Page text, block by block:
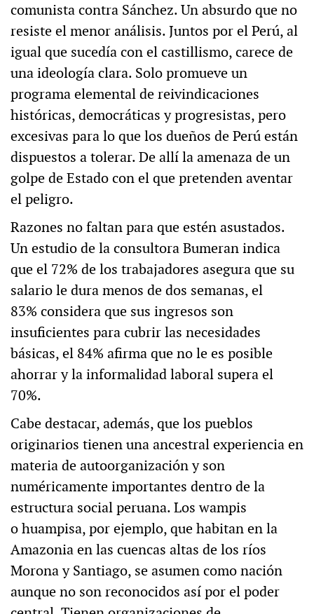
comunista contra Sánchez. Un absurdo que no
resiste el menor análisis. Juntos por el Perú, al
igual que sucedía con el castillismo, carece de
una ideología clara. Solo promueve un
programa elemental de reivindicaciones
históricas, democráticas y progresistas, pero
excesivas para lo que los dueños de Perú están
dispuestos a tolerar. De allí la amenaza de un
golpe de Estado con el que pretenden aventar
el peligro.
Razones no faltan para que estén asustados.
Un estudio de la consultora Bumeran indica
que el 72% de los trabajadores asegura que su
salario le dura menos de dos semanas, el
83% considera que sus ingresos son
insuficientes para cubrir las necesidades
básicas, el 84% afirma que no le es posible
ahorrar y la informalidad laboral supera el
70%.
Cabe destacar, además, que los pueblos
originarios tienen una ancestral experiencia en
materia de autoorganización y son
numéricamente importantes dentro de la
estructura social peruana. Los wampis
o huampisa, por ejemplo, que habitan en la
Amazonia en las cuencas altas de los ríos
Morona y Santiago, se asumen como nación
aunque no son reconocidos así por el poder